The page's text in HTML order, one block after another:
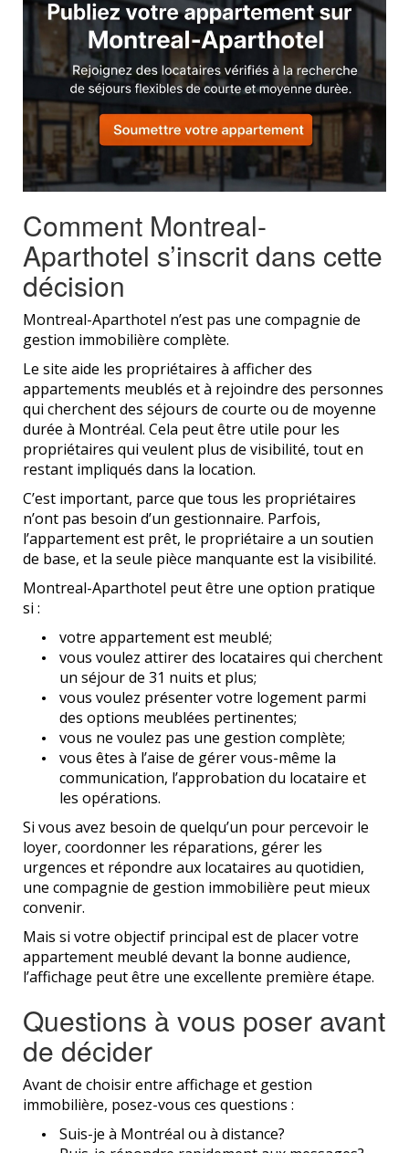
Comment Montreal-
Aparthotel s’inscrit dans cette
décision
Montreal-Aparthotel n’est pas une compagnie de
gestion immobilière complète.
Le site aide les propriétaires à afficher des
appartements meublés et à rejoindre des personnes
qui cherchent des séjours de courte ou de moyenne
durée à Montréal. Cela peut être utile pour les
propriétaires qui veulent plus de visibilité, tout en
restant impliqués dans la location.
C’est important, parce que tous les propriétaires
n’ont pas besoin d’un gestionnaire. Parfois,
l’appartement est prêt, le propriétaire a un soutien
de base, et la seule pièce manquante est la visibilité.
Montreal-Aparthotel peut être une option pratique
si :
votre appartement est meublé;
vous voulez attirer des locataires qui cherchent
un séjour de 31 nuits et plus;
vous voulez présenter votre logement parmi
des options meublées pertinentes;
vous ne voulez pas une gestion complète;
vous êtes à l’aise de gérer vous-même la
communication, l’approbation du locataire et
les opérations.
Si vous avez besoin de quelqu’un pour percevoir le
loyer, coordonner les réparations, gérer les
urgences et répondre aux locataires au quotidien,
une compagnie de gestion immobilière peut mieux
convenir.
Mais si votre objectif principal est de placer votre
appartement meublé devant la bonne audience,
l’affichage peut être une excellente première étape.
Questions à vous poser avant
de décider
Avant de choisir entre affichage et gestion
immobilière, posez-vous ces questions :
Suis-je à Montréal ou à distance?